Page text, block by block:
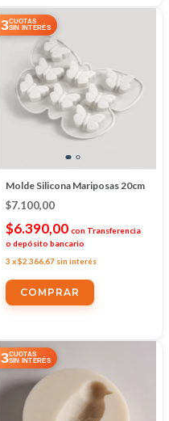
3CUOTAS
SIN INTERÉS
Molde Silicona Mariposas 20cm
$7.100,00
$6.390,00 con Transferencia
o depósito bancario
3 x$2.366,67 sin interés
3CUOTAS
SIN INTERÉS